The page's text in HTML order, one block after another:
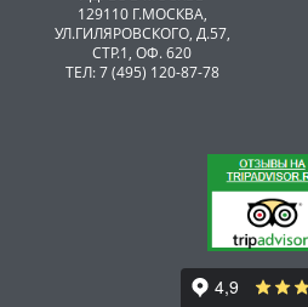
129110 Г.МОСКВА,
УЛ.ГИЛЯРОВСКОГО, Д.57,
СТР.1, ОФ. 620
ТЕЛ: 7 (495) 120-87-78